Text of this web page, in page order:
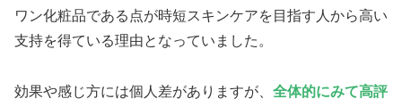
ワン化粧品である点が時短スキンケアを目指す人から高い
支持を得ている理由となっていました。
効果や感じ方には個人差がありますが、 全体的にみて高評